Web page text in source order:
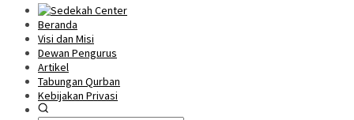
Beranda
Visi dan Misi
Dewan Pengurus
Artikel
Tabungan Qurban
Kebijakan Privasi